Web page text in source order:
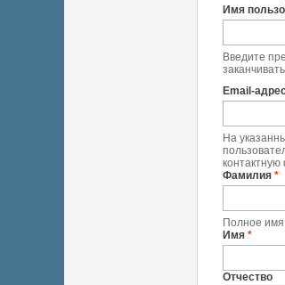
Имя
Введите
Email-
На
контактную
Фамилия *
Полное имя
Имя *
Отчество